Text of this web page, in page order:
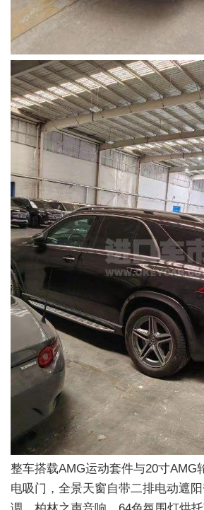
整车搭载AMG运动套件与20寸AMG
电吸门，全景天窗自带二排电动遮